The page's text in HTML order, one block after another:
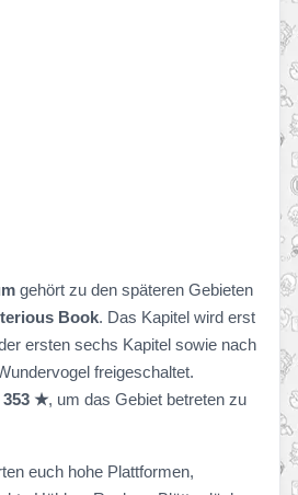
gehört zu den späteren Gebieten
Book. Das Kapitel wird erst
ersten sechs Kapitel sowie nach
freigeschaltet.
353 ★, um das Gebiet betreten zu
euch hohe Plattformen,